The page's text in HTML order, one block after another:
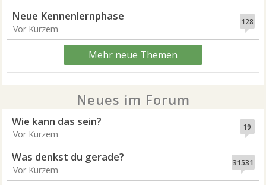
128
Neue Kennenlernphase
Vor Kurzem
Mehr neue Themen
Neues im Forum
19
Wie kann das sein?
Vor Kurzem
31531
Was denkst du gerade?
Vor Kurzem